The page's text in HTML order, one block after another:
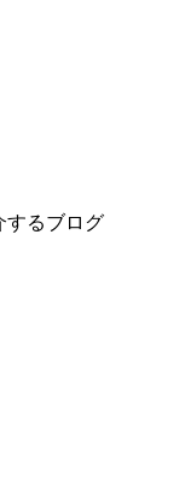
するブログ